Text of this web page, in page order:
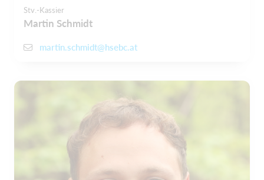
Stv.-Kassier
Martin Schmidt
martin.schmidt@hsebc.at